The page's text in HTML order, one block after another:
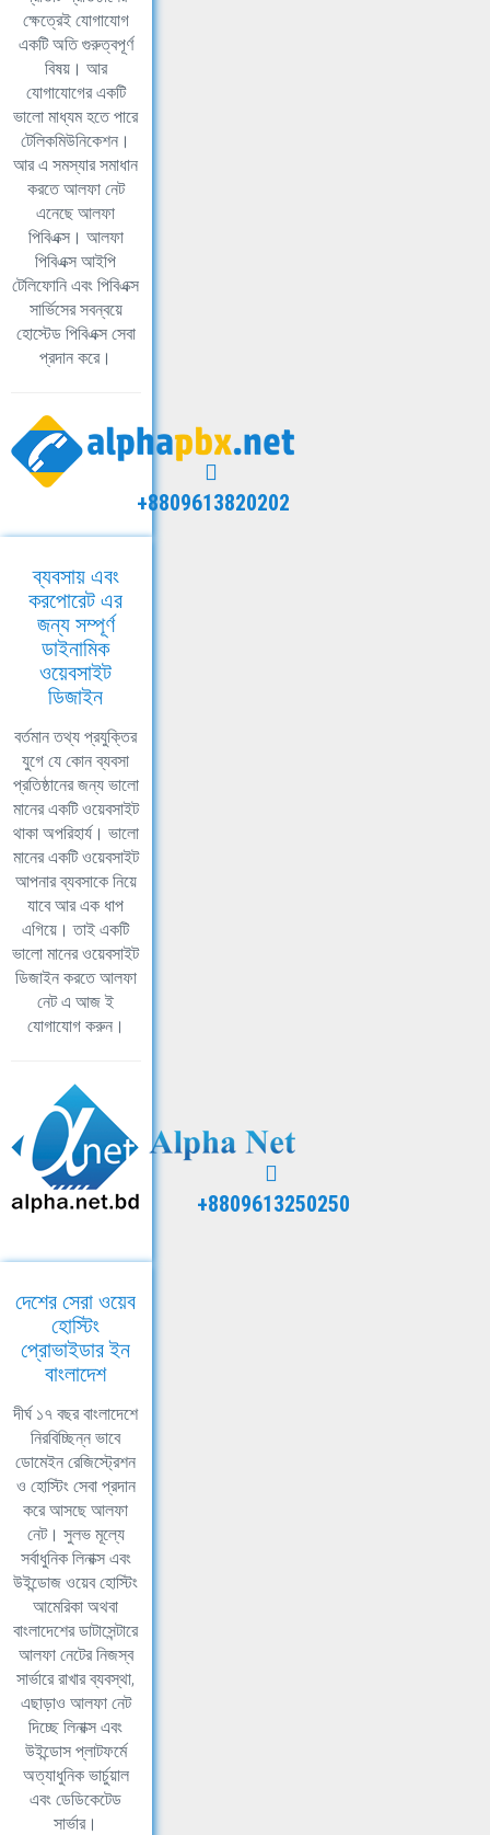
ক্ষেত্রেই যোগাযোগ
একটি অতি গুরুত্বপূর্ণ
বিষয়। আর
যোগাযোগের একটি
ভালো মাধ্যম হতে পারে
টেলিকমিউনিকেশন।
আর এ সমস্যার সমাধান
করতে আলফা নেট
এনেছে আলফা
পিবিএক্স। আলফা
পিবিএক্স আইপি
টেলিফোনি এবং পিবিএক্স
সার্ভিসের সবন্বয়ে
হোস্টেড পিবিএক্স সেবা
প্রদান করে।
+8809613820202
ব্যবসায় এবং
করপোরেট এর
জন্য সম্পূর্ণ
ডাইনামিক
ওয়েবসাইট
ডিজাইন
বর্তমান তথ্য প্রযুক্তির
যুগে যে কোন ব্যবসা
প্রতিষ্ঠানের জন্য ভালো
মানের একটি ওয়েবসাইট
থাকা অপরিহার্য। ভালো
মানের একটি ওয়েবসাইট
আপনার ব্যবসাকে নিয়ে
যাবে আর এক ধাপ
এগিয়ে। তাই একটি
ভালো মানের ওয়েবসাইট
ডিজাইন করতে আলফা
নেট এ আজ ই
যোগাযোগ করুন।
+8809613250250
দেশের সেরা ওয়েব
হোস্টিং
প্রোভাইডার ইন
বাংলাদেশ
দীর্ঘ ১৭ বছর বাংলাদেশে
নিরবিচ্ছিন্ন ভাবে
ডোমেইন রেজিস্ট্রেশন
ও হোস্টিং সেবা প্রদান
করে আসছে আলফা
নেট। সুলভ মূল্যে
সর্বাধুনিক লিনাক্স এবং
উইন্ডোজ ওয়েব হোস্টিং
আমেরিকা অথবা
বাংলাদেশের ডাটাসেন্টারে
আলফা নেটের নিজস্ব
সার্ভারে রাখার ব্যবস্থা,
এছাড়াও আলফা নেট
দিচ্ছে লিনাক্স এবং
উইন্ডোস প্লাটফর্মে
অত্যাধুনিক ভার্চুয়াল
এবং ডেডিকেটেড
সার্ভার।